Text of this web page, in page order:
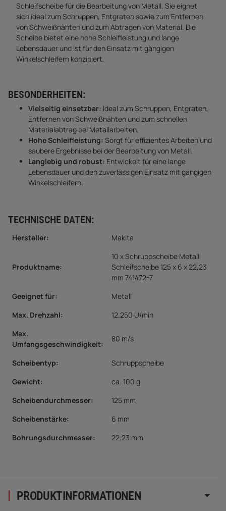
PRODUKTINFORMATIONEN
Schleifscheibe für die Bearbeitung von Metall. Sie eignet
sich ideal zum Schruppen, Entgraten sowie zum Entfernen
von Schweißnähten und zum Abtragen von Material. Die
Scheibe bietet eine hohe Schleifleistung und lange
Lebensdauer und ist für den Einsatz mit gängigen
Winkelschleifern konzipiert.
BESONDERHEITEN:
Vielseitig einsetzbar: Ideal zum Schruppen, Entgraten,
Entfernen von Schweißnähten und zum schnellen
Materialabtrag bei Metallarbeiten.
Hohe Schleifleistung: Sorgt für effizientes Arbeiten und
saubere Ergebnisse bei der Bearbeitung von Metall.
Langlebig und robust: Entwickelt für eine lange
Lebensdauer und den zuverlässigen Einsatz mit gängigen
Winkelschleifern.
TECHNISCHE DATEN:
Hersteller: Makita
Produktname:
10 x Schruppscheibe Metall
Schleifscheibe 125 x 6 x 22,23
mm 741472-7
Geeignet für:
Metall
Max. Drehzahl:
12.250 U/min
Max.
Umfangsgeschwindigkeit:
80 m/s
Scheibentyp:
Schruppscheibe
Gewicht:
ca. 100 g
Scheibendurchmesser:
125 mm
Scheibenstärke:
6 mm
Bohrungsdurchmesser: 22,23 mm